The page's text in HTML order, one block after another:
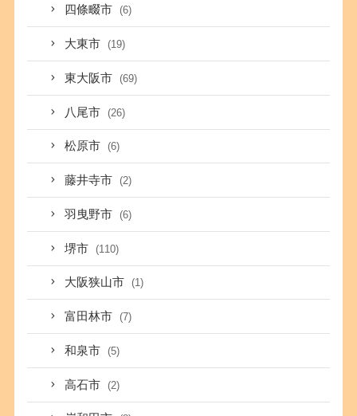
四條畷市 (6)
大東市 (19)
東大阪市 (69)
八尾市 (26)
松原市 (6)
藤井寺市 (2)
羽曳野市 (6)
堺市 (110)
大阪狭山市 (1)
富田林市 (7)
和泉市 (5)
高石市 (2)